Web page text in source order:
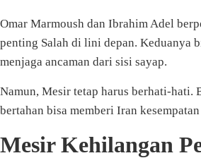
Omar Marmoush dan Ibrahim Adel
penting Salah di lini depan. Keduanya
menjaga ancaman dari sisi sayap.
Namun, Mesir tetap harus berhati-hati.
bertahan bisa memberi Iran
Mesir Kehilangan